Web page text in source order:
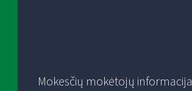
Mokesčių mokėtojų informacija